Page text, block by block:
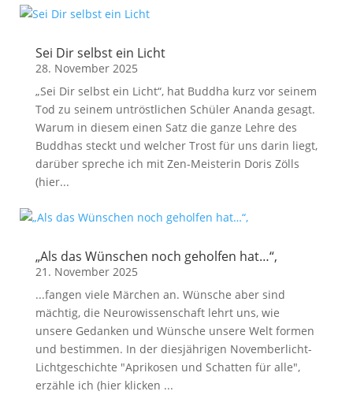
Sei Dir selbst ein Licht
28. November 2025
„Sei Dir selbst ein Licht“, hat Buddha kurz vor seinem
Tod zu seinem untröstlichen Schüler Ananda gesagt.
Warum in diesem einen Satz die ganze Lehre des
Buddhas steckt und welcher Trost für uns darin liegt,
darüber spreche ich mit Zen-Meisterin Doris Zölls
(hier...
„Als das Wünschen noch geholfen hat…“,
21. November 2025
...fangen viele Märchen an. Wünsche aber sind
mächtig, die Neurowissenschaft lehrt uns, wie
unsere Gedanken und Wünsche unsere Welt formen
und bestimmen. In der diesjährigen Novemberlicht-
Lichtgeschichte "Aprikosen und Schatten für alle",
erzähle ich (hier klicken ...